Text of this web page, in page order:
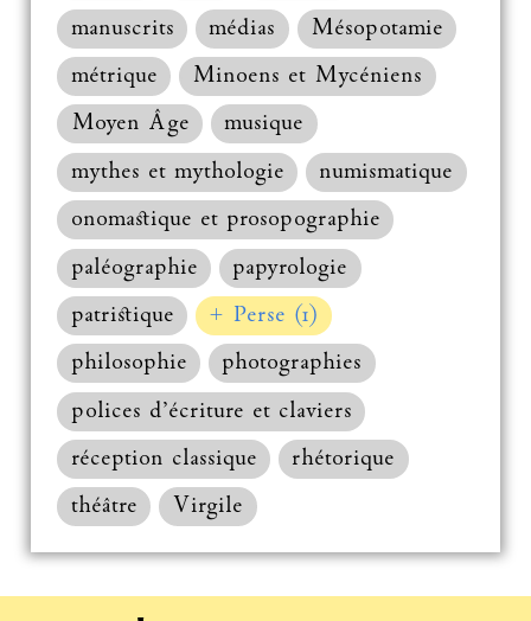
manuscrits
médias
Mésopotamie
métrique
Minoens et Mycéniens
Moyen Âge
musique
mythes et mythologie
numismatique
onomastique et prosopographie
paléographie
papyrologie
patristique
+ Perse (1)
philosophie
photographies
polices d’écriture et claviers
réception classique
rhétorique
théâtre
Virgile